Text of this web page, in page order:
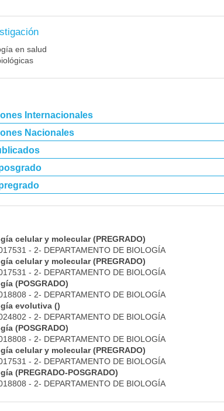
en salud
Internacionales
Nacionales
celular y molecular (PREGRADO)
- 2- DEPARTAMENTO DE BIOLOGÍA
celular y molecular (PREGRADO)
- 2- DEPARTAMENTO DE BIOLOGÍA
(POSGRADO)
- 2- DEPARTAMENTO DE BIOLOGÍA
evolutiva ()
- 2- DEPARTAMENTO DE BIOLOGÍA
(POSGRADO)
- 2- DEPARTAMENTO DE BIOLOGÍA
celular y molecular (PREGRADO)
- 2- DEPARTAMENTO DE BIOLOGÍA
(PREGRADO-POSGRADO)
- 2- DEPARTAMENTO DE BIOLOGÍA